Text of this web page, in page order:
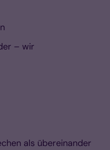
– wir
als übereinander